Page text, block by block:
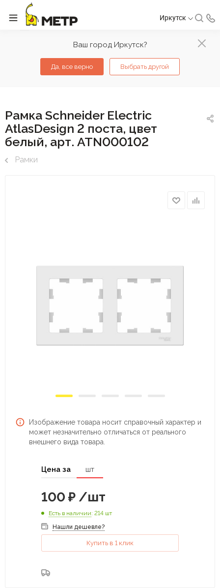
Ваш город Иркутск?
Да, все верно Выбрать другой
Иркутск
Рамка Schneider Electric
AtlasDesign 2 поста, цвет
белый, арт. ATN000102
Рамки
Изображение товара носит справочный характер и
может незначительно отличаться от реального
внешнего вида товара.
Цена за шт
100 ₽ /шт
Есть в наличии: 214 шт
Нашли дешевле?
Купить в 1 клик